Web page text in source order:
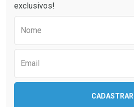
exclusivos!
Nome
Email
CADASTRAR